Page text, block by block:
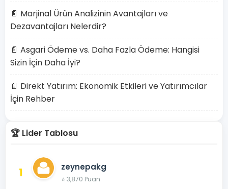
📄 Marjinal Ürün Analizinin Avantajları ve
Dezavantajları Nelerdir?
📄 Asgari Ödeme vs. Daha Fazla Ödeme: Hangisi
Sizin İçin Daha İyi?
📄 Direkt Yatırım: Ekonomik Etkileri ve Yatırımcılar
İçin Rehber
🏆 Lider Tablosu
1 zeynepakg
⭐ 3,870 Puan